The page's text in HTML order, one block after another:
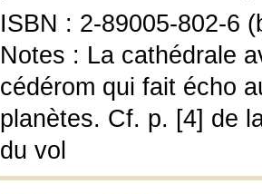
ISBN : 2-89005-802-6
Notes : La cathédrale
cédérom qui fait écho
planètes. Cf. p. [4] de
du vol